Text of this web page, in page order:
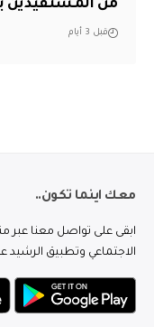
من المستفيدين
قبل 3 أيام
معك اينما تكون..
ابقى على تواصل معنا عبر
الاجتماعي وتطبيق الرشيد